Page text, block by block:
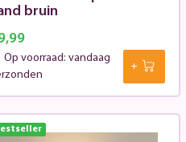
bruin
Op voorraad: vandaag